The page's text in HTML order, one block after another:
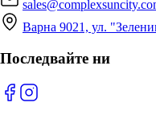
Варна 9021, ул.
Последвайте ни